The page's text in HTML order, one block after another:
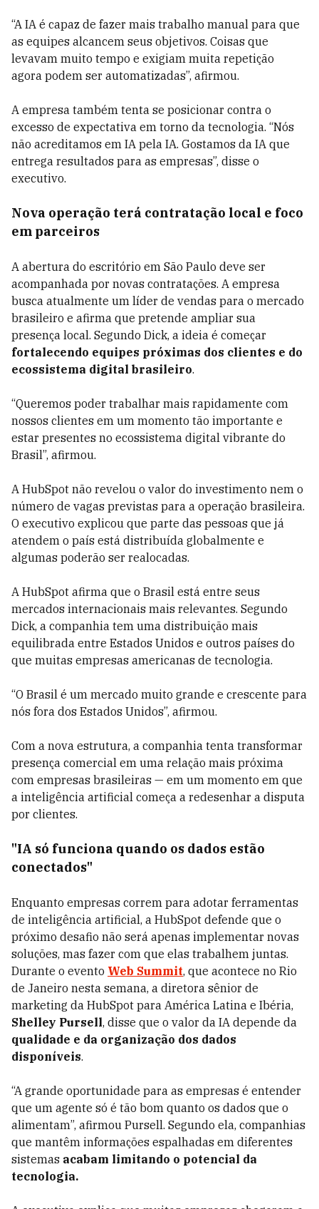
“A IA é capaz de fazer mais trabalho manual para que
as equipes alcancem seus objetivos. Coisas que
levavam muito tempo e exigiam muita repetição
agora podem ser automatizadas”, afirmou.
A empresa também tenta se posicionar contra o
excesso de expectativa em torno da tecnologia. “Nós
não acreditamos em IA pela IA. Gostamos da IA que
entrega resultados para as empresas”, disse o
executivo.
Nova operação terá contratação local e foco
em parceiros
A abertura do escritório em São Paulo deve ser
acompanhada por novas contratações. A empresa
busca atualmente um líder de vendas para o mercado
brasileiro e afirma que pretende ampliar sua
presença local. Segundo Dick, a ideia é começar
fortalecendo equipes próximas dos clientes e do
ecossistema digital brasileiro.
“Queremos poder trabalhar mais rapidamente com
nossos clientes em um momento tão importante e
estar presentes no ecossistema digital vibrante do
Brasil”, afirmou.
A HubSpot não revelou o valor do investimento nem o
número de vagas previstas para a operação brasileira.
O executivo explicou que parte das pessoas que já
atendem o país está distribuída globalmente e
algumas poderão ser realocadas.
A HubSpot afirma que o Brasil está entre seus
mercados internacionais mais relevantes. Segundo
Dick, a companhia tem uma distribuição mais
equilibrada entre Estados Unidos e outros países do
que muitas empresas americanas de tecnologia.
“O Brasil é um mercado muito grande e crescente para
nós fora dos Estados Unidos”, afirmou.
Com a nova estrutura, a companhia tenta transformar
presença comercial em uma relação mais próxima
com empresas brasileiras — em um momento em que
a inteligência artificial começa a redesenhar a disputa
por clientes.
"IA só funciona quando os dados estão
conectados"
Enquanto empresas correm para adotar ferramentas
de inteligência artificial, a HubSpot defende que o
próximo desafio não será apenas implementar novas
soluções, mas fazer com que elas trabalhem juntas.
Durante o evento Web Summit, que acontece no Rio
de Janeiro nesta semana, a diretora sênior de
marketing da HubSpot para América Latina e Ibéria,
Shelley Pursell, disse que o valor da IA depende da
qualidade e da organização dos dados
disponíveis.
“A grande oportunidade para as empresas é entender
que um agente só é tão bom quanto os dados que o
alimentam”, afirmou Pursell. Segundo ela, companhias
que mantêm informações espalhadas em diferentes
sistemas acabam limitando o potencial da
tecnologia.